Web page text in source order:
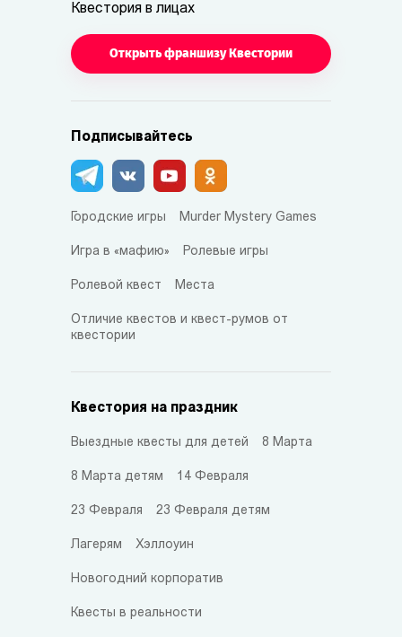
Квестория в лицах
Открыть франшизу Квестории
Подписывайтесь
Городские игры Murder Mystery Games
Игра в «мафию» Ролевые игры
Ролевой квест Места
Отличие квестов и квест-румов от
квестории
Квестория на праздник
Выездные квесты для детей 8 Марта
8 Марта детям 14 Февраля
23 Февраля 23 Февраля детям
Лагерям Хэллоуин
Новогодний корпоратив
Квесты в реальности